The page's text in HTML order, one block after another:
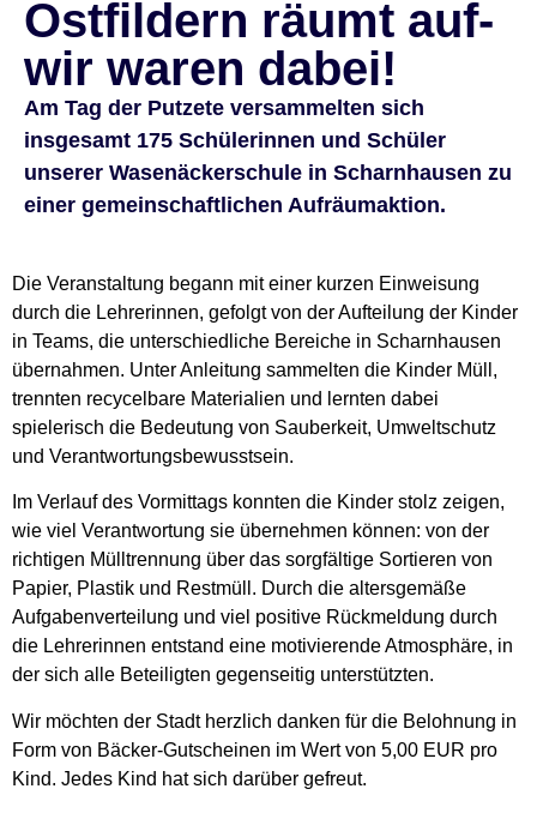
Ostfildern räumt auf-
wir waren dabei!
Am Tag der Putzete versammelten sich
insgesamt 175 Schülerinnen und Schüler
unserer Wasenäckerschule in Scharnhausen zu
einer gemeinschaftlichen Aufräumaktion.
Die Veranstaltung begann mit einer kurzen Einweisung
durch die Lehrerinnen, gefolgt von der Aufteilung der Kinder
in Teams, die unterschiedliche Bereiche in Scharnhausen
übernahmen. Unter Anleitung sammelten die Kinder Müll,
trennten recycelbare Materialien und lernten dabei
spielerisch die Bedeutung von Sauberkeit, Umweltschutz
und Verantwortungsbewusstsein.
Im Verlauf des Vormittags konnten die Kinder stolz zeigen,
wie viel Verantwortung sie übernehmen können: von der
richtigen Mülltrennung über das sorgfältige Sortieren von
Papier, Plastik und Restmüll. Durch die altersgemäße
Aufgabenverteilung und viel positive Rückmeldung durch
die Lehrerinnen entstand eine motivierende Atmosphäre, in
der sich alle Beteiligten gegenseitig unterstützten.
Wir möchten der Stadt herzlich danken für die Belohnung in
Form von Bäcker-Gutscheinen im Wert von 5,00 EUR pro
Kind. Jedes Kind hat sich darüber gefreut.